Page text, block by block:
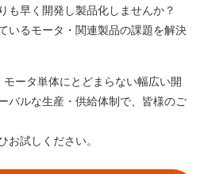
も早く開発し製品化しませんか？
いるモータ・関連製品の課題を解決
ータ単体にとどまらない幅広い開
バルな生産・供給体制で、皆様のご
お試しください。